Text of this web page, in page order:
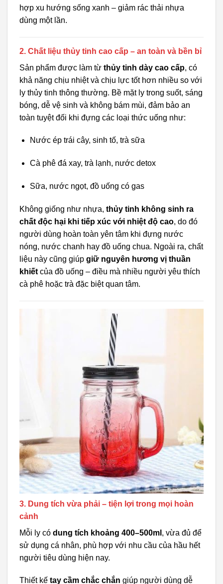
hợp xu hướng sống xanh – giảm rác thải nhựa
dùng một lần.
2. Chất liệu thủy tinh cao cấp – an toàn và bền bỉ
Sản phẩm được làm từ thủy tinh dày cao cấp, có
khả năng chịu nhiệt và chịu lực tốt hơn nhiều so với
ly thủy tinh thông thường. Bề mặt ly trong suốt, sáng
bóng, dễ vệ sinh và không bám mùi, đảm bảo an
toàn tuyệt đối khi đựng các loại thức uống như:
Nước ép trái cây, sinh tố, trà sữa
Cà phê đá xay, trà lạnh, nước detox
Sữa, nước ngọt, đồ uống có gas
Không giống như nhựa, thủy tinh không sinh ra
chất độc hại khi tiếp xúc với nhiệt độ cao, do đó
người dùng hoàn toàn yên tâm khi đựng nước
nóng, nước chanh hay đồ uống chua. Ngoài ra, chất
liệu này cũng giúp giữ nguyên hương vị thuần
khiết của đồ uống – điều mà nhiều người yêu thích
cà phê hoặc trà đặc biệt quan tâm.
3. Dung tích vừa phải – tiện lợi trong mọi hoàn
cảnh
Mỗi ly có dung tích khoảng 400–500ml , vừa đủ để
sử dụng cá nhân, phù hợp với nhu cầu của hầu hết
người tiêu dùng hiện nay.
Thiết kế tay cầm chắc chắn giúp người dùng dễ